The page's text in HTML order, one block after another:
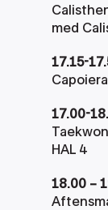
med
17.15-
17.00-
HAL 4
18.00 –